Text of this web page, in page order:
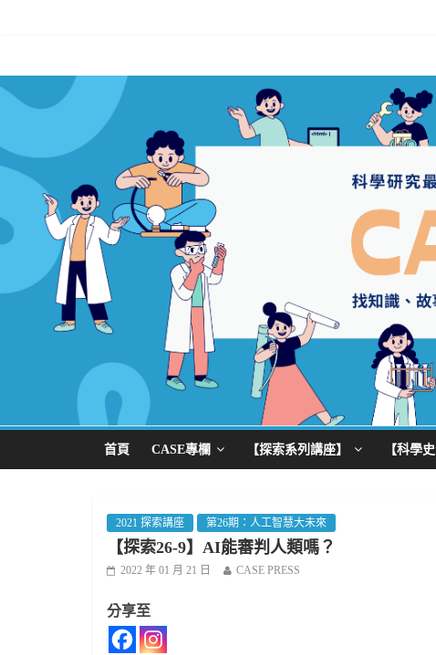
首頁 CASE專欄 【探索系列講座】 【科學
2021 探索講座 第26期：人工智慧大未來
【探索26-9】AI能審判人類嗎？
2022 年 01 月 21 日 CASE PRESS
分享至